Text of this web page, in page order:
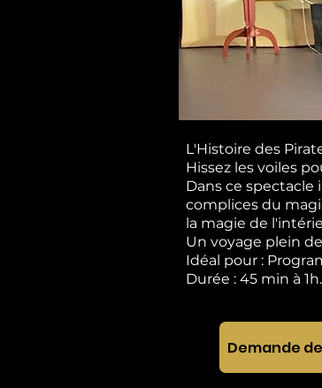
L'Histoire des
Hissez les voiles
Dans ce
complices du
la magie de
Un voyage plein
Idéal pour :
Durée : 45 min à 1h.
Demande